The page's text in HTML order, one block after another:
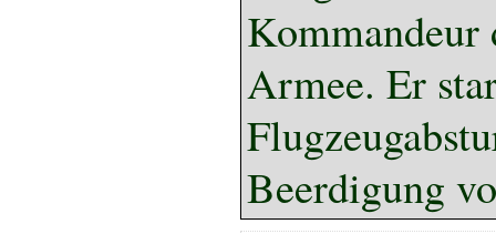
Kommandeur
Armee. Er
Beerdigung